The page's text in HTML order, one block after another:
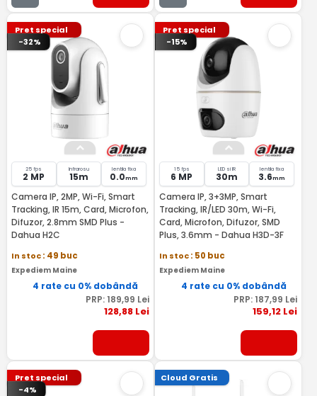
Pret special
-32%
25 fps
2 MP
Infrarosu
15m
lentila fixa
0.0mm
Camera IP, 2MP, Wi-Fi, Smart
Tracking, IR 15m, Card, Microfon,
Difuzor, 2.8mm SMD Plus -
Dahua H2C
In stoc: 49 buc
Expediem Maine
4 rate cu 0% dobândă
PRP: 189,99 Lei
128,88Lei
Pret special
-15%
15 fps
6 MP
LED si IR
30m
lentila fixa
3.6mm
Camera IP, 3+3MP, Smart
Tracking, IR/LED 30m, Wi-Fi,
Card, Microfon, Difuzor, SMD
Plus, 3.6mm - Dahua H3D-3F
In stoc: 50 buc
Expediem Maine
4 rate cu 0% dobândă
PRP: 187,99 Lei
159,12 Lei
Pret special
-4%
Cloud Gratis